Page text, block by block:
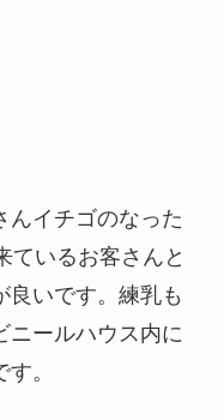
んイチゴのなった
ているお客さんと
良いです。練乳も
ニールハウス内に
。